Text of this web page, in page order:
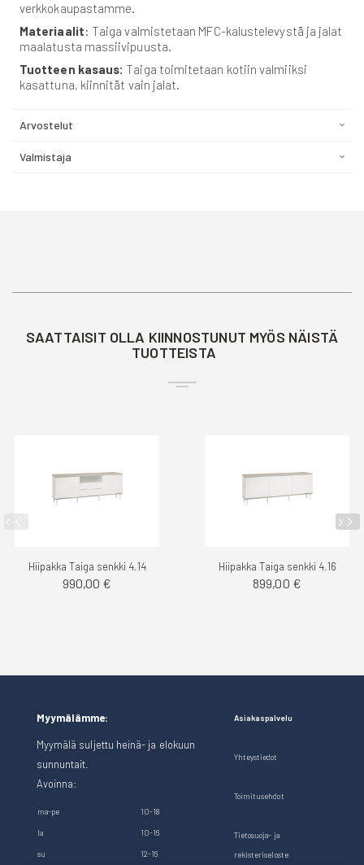
verkkokaupastamme.
Materiaalit: Taiga valmistetaan MFC-kalustelevystä ja jalat
maalatusta massiivipuusta.
Tuotteen kasaus: Taiga toimitetaan kotiin valmiiksi
kasattuna, kiinnität vain jalat.
Arvostelut
Valmistaja
SAATTAISIT OLLA KIINNOSTUNUT MYÖS NÄISTÄ
TUOTTEISTA
Hiipakka Taiga senkki 4.14
990,00 €
Hiipakka Taiga senkki 4.16
899,00 €
Myymälämme:
Myymälä suljettu heinä- ja elokuun
sunnuntait.
Avoinna:
ma-pe 10-18
la 10-16
su 12-16
Asiakaspalvelu
Yhteystiedot
Toimitusehdot
Tietosuoja- ja
rekisteriseloste